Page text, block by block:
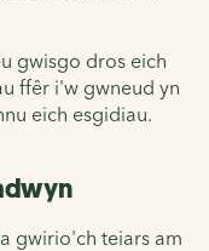
gwisgo dros eich
ffêr i'w gwneud yn
eich esgidiau.
gwirio'ch teiars am